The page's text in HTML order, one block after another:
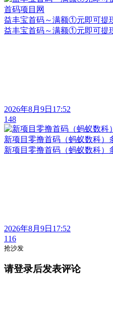
益丰宝首码～满额①元即可提
益丰宝首码～满额①元即可提
2026年8月9日17:52
148
新项目零撸首码（蚂蚁数科）
新项目零撸首码（蚂蚁数科）
2026年8月9日17:52
116
抢沙发
请登录后发表评论